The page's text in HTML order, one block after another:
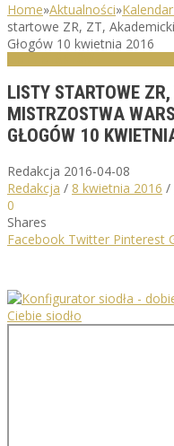
Home»Aktualności»
startowe ZR, ZT,
Głogów 10 kwietnia 2016
LISTY STARTOWE
MISTRZOSTWA
GŁOGÓW 10
Redakcja 2016-04-08
Redakcja / 8 kwietnia 2016 /
0
Shares
Facebook Twitter Pinterest